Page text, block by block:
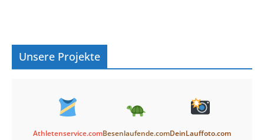
Unsere Projekte
Athletenservice.comBesenlaufende.comDeinLauffoto.com